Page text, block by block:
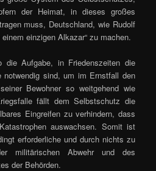
der Heimat, in dieses großes
muss, Deutschland, wie Rudolf
einzigen Alkazar“ zu machen.
die Aufgabe, in Friedenszeiten die
notwendig sind, um im Ernstfall den
Bewohner so weitgehend wie
fällt dem Selbstschutz die
Eingreifen zu verhindern, dass
auswachsen. Somit ist
erforderliche und durch nichts zu
militärischen Abwehr und des
der Behörden.